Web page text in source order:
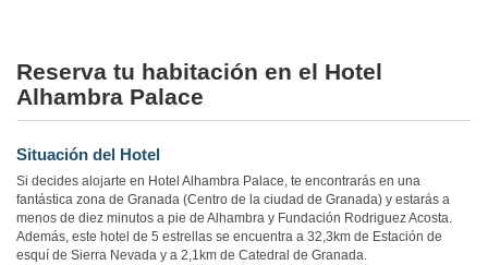
Reserva tu habitación en el Hotel
Alhambra Palace
Situación del Hotel
Si decides alojarte en Hotel Alhambra Palace, te encontrarás en una
fantástica zona de Granada (Centro de la ciudad de Granada) y estarás a
menos de diez minutos a pie de Alhambra y Fundación Rodriguez Acosta.
Además, este hotel de 5 estrellas se encuentra a 32,3km de Estación de
esquí de Sierra Nevada y a 2,1km de Catedral de Granada.